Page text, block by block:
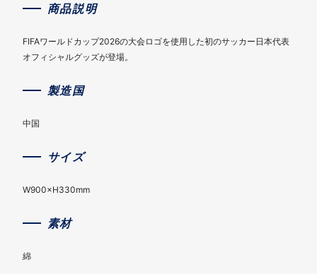
商品説明
FIFAワールドカップ2026の大会ロゴを使用した初のサッカー日本代表
オフィシャルグッズが登場。
製造国
中国
サイズ
W900×H330mm
素材
綿